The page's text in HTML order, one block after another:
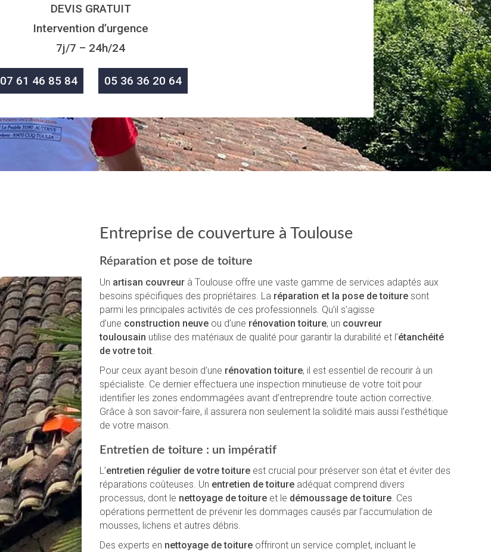
DEVIS GRATUIT
Intervention d’urgence
7j/7 – 24h/24
07 61 46 85 84 05 36 36 20 64
Entreprise de couverture à Toulouse
Réparation et pose de toiture
Un artisan couvreur à Toulouse offre une vaste gamme de services adaptés aux
besoins spécifiques des propriétaires. La réparation et la pose de toiture sont
parmi les principales activités de ces professionnels. Qu’il s’agisse
d’une construction neuve ou d’une rénovation toiture, un couvreur
toulousain utilise des matériaux de qualité pour garantir la durabilité et l’étanchéité
de votre toit.
Pour ceux ayant besoin d’une rénovation toiture, il est essentiel de recourir à un
spécialiste. Ce dernier effectuera une inspection minutieuse de votre toit pour
identifier les zones endommagées avant d’entreprendre toute action corrective.
Grâce à son savoir-faire, il assurera non seulement la solidité mais aussi l’esthétique
de votre maison.
Entretien de toiture : un impératif
L’entretien régulier de votre toiture est crucial pour préserver son état et éviter des
réparations coûteuses. Un entretien de toiture adéquat comprend divers
processus, dont le nettoyage de toiture et le démoussage de toiture. Ces
opérations permettent de prévenir les dommages causés par l’accumulation de
mousses, lichens et autres débris.
Des experts en nettoyage de toiture offriront un service complet, incluant le